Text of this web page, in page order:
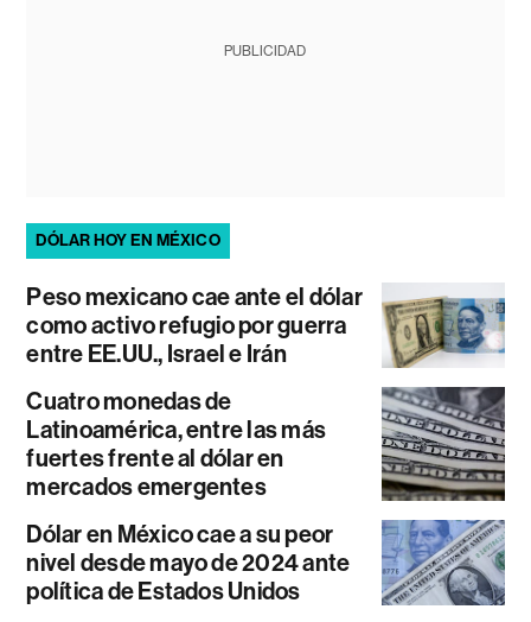
PUBLICIDAD
DÓLAR HOY EN MÉXICO
Peso mexicano cae ante el dólar
como activo refugio por guerra
entre EE.UU., Israel e Irán
Cuatro monedas de
Latinoamérica, entre las más
fuertes frente al dólar en
mercados emergentes
Dólar en México cae a su peor
nivel desde mayo de 2024 ante
política de Estados Unidos